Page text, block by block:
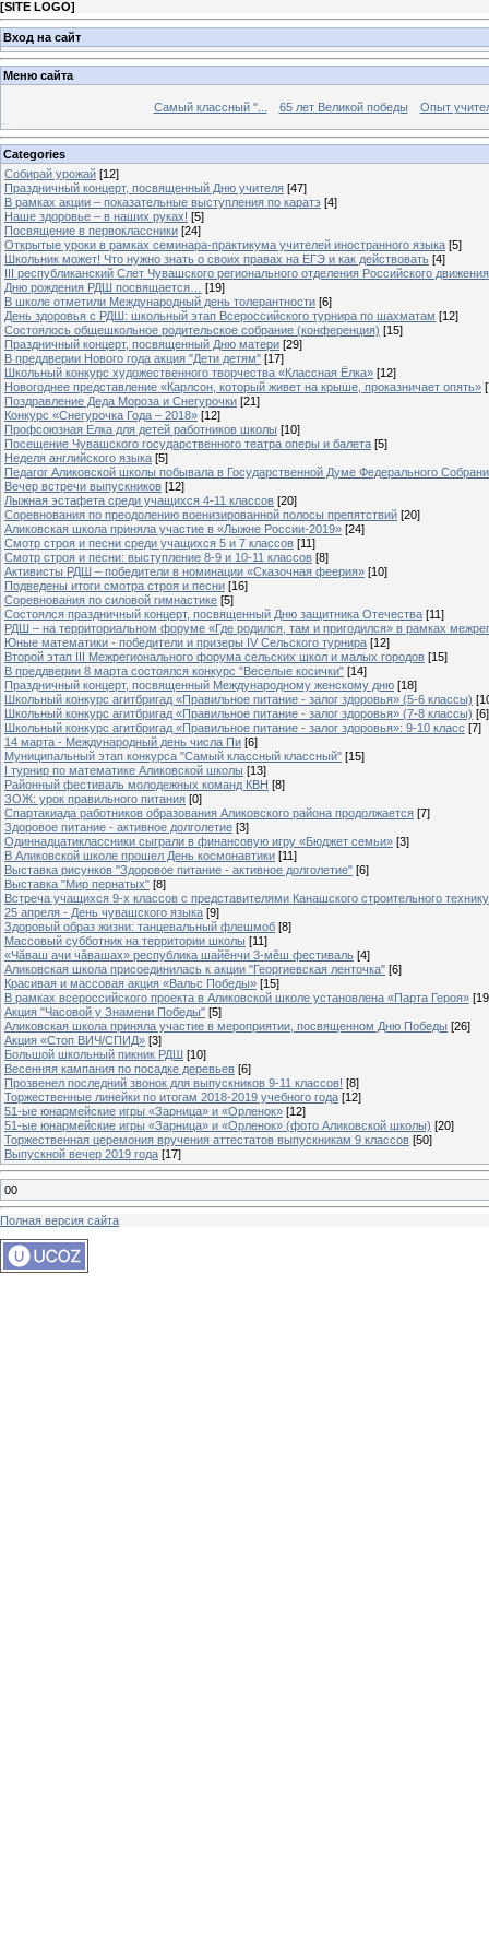
[SITE LOGO]
Вход на сайт
Меню сайта
Самый классный "... 65 лет Великой победы Опыт
Categories
Собирай урожай [12]
Праздничный концерт, посвященный Дню учителя [47]
В рамках акции – показательные выступления по каратэ [4]
Наше здоровье – в наших руках! [5]
Посвящение в первоклассники [24]
Открытые уроки в рамках семинара-практикума учителей иностранного языка [5]
Школьник может! Что нужно знать о своих правах на ЕГЭ и как действовать [4]
III республиканский Слет Чувашского регионального отделения Российского
Дню рождения РДШ посвящается…
[19]
В школе отметили Международный день толерантности [6]
День здоровья с РДШ: школьный этап Всероссийского турнира по шахматам [12]
Состоялось общешкольное родительское собрание (конференция) [15]
Праздничный концерт, посвященный Дню матери [29]
В преддверии Нового года акция "Дети детям" [17]
Школьный конкурс художественного творчества «Классная Ёлка» [12]
Новогоднее представление «Карлсон, который живет на крыше, проказничает опять»
Поздравление Деда Мороза и Снегурочки [21]
Конкурс «Снегурочка Года – 2018» [12]
Профсоюзная Елка для детей работников школы [10]
Посещение Чувашского государственного театра оперы и балета [5]
Неделя английского языка [5]
Педагог Аликовской школы побывала в Государственной Думе Федерального
Вечер встречи выпускников [12]
Лыжная эстафета среди учащихся 4-11 классов [20]
Cоревнования по преодолению военизированной полосы препятствий [20]
Аликовская школа приняла участие в «Лыжне России-2019» [24]
Смотр строя и песни среди учащихся 5 и 7 классов [11]
Смотр строя и песни: выступление 8-9 и 10-11 классов [8]
Активисты РДШ – победители в номинации «Сказочная феерия» [10]
Подведены итоги смотра строя и песни [16]
Соревнования по силовой гимнастике [5]
Состоялся праздничный концерт, посвященный Дню защитника Отечества [11]
РДШ – на территориальном форуме «Где родился, там и пригодился» в рамках
Юные математики - победители и призеры IV Сельского турнира [12]
Второй этап III Межрегионального форума сельских школ и малых городов [15]
В преддверии 8 марта состоялся конкурс "Веселые косички" [14]
Праздничный концерт, посвященный Международному женскому дню [18]
Школьный конкурс агитбригад «Правильное питание - залог здоровья» (5-6 классы)
Школьный конкурс агитбригад «Правильное питание - залог здоровья» (7-8 классы) [6]
Школьный конкурс агитбригад «Правильное питание - залог здоровья»: 9-10 класс [7]
14 марта - Международный день числа Пи [6]
Муниципальный этап конкурса "Самый классный классный" [15]
I турнир по математике Аликовской школы [13]
Районный фестиваль молодежных команд КВН [8]
ЗОЖ: урок правильного питания [0]
Спартакиада работников образования Аликовского района продолжается [7]
Здоровое питание - активное долголетие [3]
Одиннадцатиклассники сыграли в финансовую игру «Бюджет семьи» [3]
В Аликовской школе прошел День космонавтики [11]
Выставка рисунков "Здоровое питание - активное долголетие" [6]
Выставка "Мир пернатых" [8]
Встреча учащихся 9-х классов с представителями Канашского строительного
25 апреля - День чувашского языка [9]
Здоровый образ жизни: танцевальный флешмоб [8]
Массовый субботник на территории школы [11]
«Чăваш ачи чăвашах» республика шайĕнчи 3-мĕш фестиваль [4]
Аликовская школа присоединилась к акции "Георгиевская ленточка" [6]
Красивая и массовая акция «Вальс Победы» [15]
В рамках всероссийского проекта в Аликовской школе установлена «Парта Героя»
Акция "Часовой у Знамени Победы" [5]
Аликовская школа приняла участие в мероприятии, посвященном Дню Победы [26]
Акция «Стоп ВИЧ/СПИД» [3]
Большой школьный пикник РДШ [10]
Весенняя кампания по посадке деревьев [6]
Прозвенел последний звонок для выпускников 9-11 классов! [8]
Торжественные линейки по итогам 2018-2019 учебного года [12]
51-ые юнармейские игры «Зарница» и «Орленок» [12]
51-ые юнармейские игры «Зарница» и «Орленок» (фото Аликовской школы) [20]
Торжественная церемония вручения аттестатов выпускникам 9 классов [50]
Выпускной вечер 2019 года [17]
00
Полная версия сайта